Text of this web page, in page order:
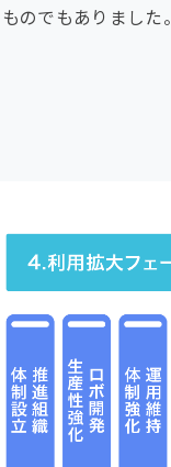
のでもありました。